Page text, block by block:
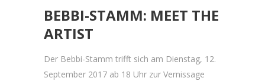
BEBBI-STAMM: MEET THE
ARTIST
Der Bebbi-Stamm trifft sich am Dienstag, 12.
September 2017 ab 18 Uhr zur Vernissage